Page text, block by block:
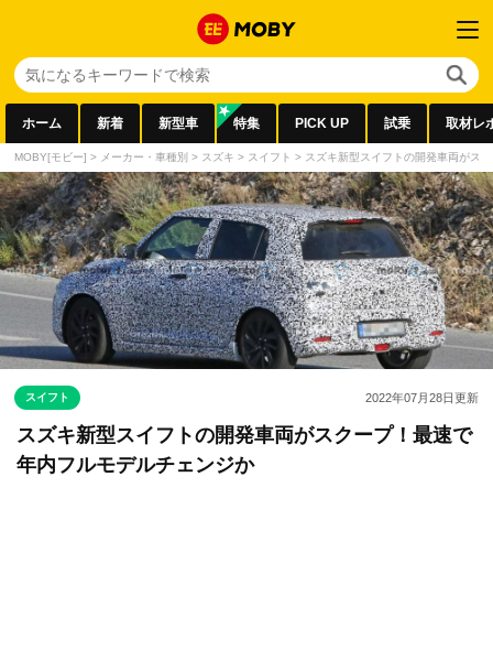
ホーム 新着 新型車 特集 PICK UP 試乗 取材レ
MOBY[モビー] > メーカー・車種別 > スズキ > スイフト > スズキ新型スイフトの開発車両がス
スイフト 2022年07月28日更新
スズキ新型スイフトの開発車両がスクープ！最速で
年内フルモデルチェンジか